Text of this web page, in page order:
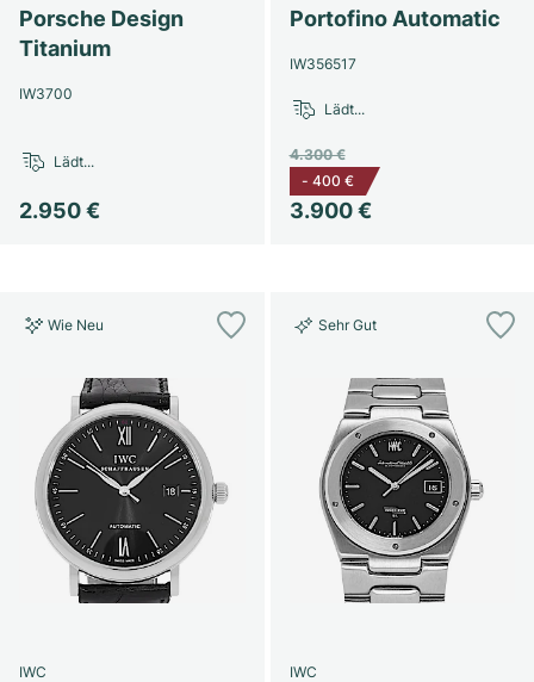
Porsche Design
Titanium
IW3700
2.950 €
Lädt...
Portofino Automatic
IW356517
3.900 €
4.300 €
- 400 €
Lädt...
Wie Neu
IWC
Sehr Gut
IWC